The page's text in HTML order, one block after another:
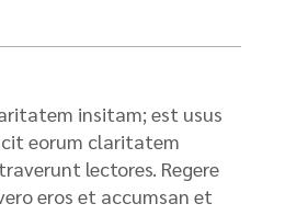
insitam; est usus
eorum claritatem
lectores. Regere
eros et accumsan et